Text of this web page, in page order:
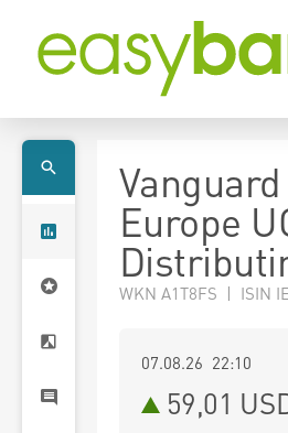
Europe
WKN A1T8FS | ISIN
07.08.26 22:10
59,01